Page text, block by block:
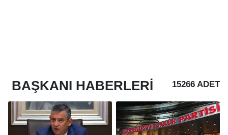
BAŞKANI HABERLERI 15266 ADET